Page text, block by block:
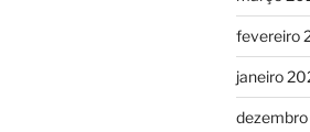
fevereiro
janeiro